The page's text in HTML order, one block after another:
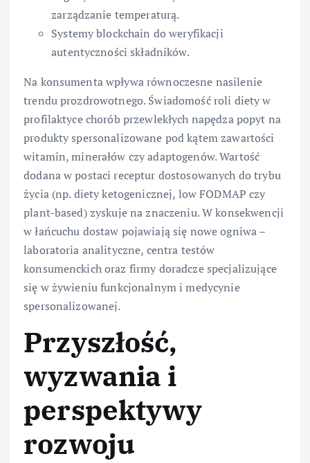
zarządzanie temperaturą.
Systemy blockchain do weryfikacji
autentyczności składników.
Na konsumenta wpływa równoczesne nasilenie
trendu prozdrowotnego. Świadomość roli diety w
profilaktyce chorób przewlekłych napędza popyt na
produkty spersonalizowane pod kątem zawartości
witamin, minerałów czy adaptogenów. Wartość
dodana w postaci receptur dostosowanych do trybu
życia (np. diety ketogenicznej, low FODMAP czy
plant-based) zyskuje na znaczeniu. W konsekwencji
w łańcuchu dostaw pojawiają się nowe ogniwa –
laboratoria analityczne, centra testów
konsumenckich oraz firmy doradcze specjalizujące
się w żywieniu funkcjonalnym i medycynie
spersonalizowanej.
Przyszłość,
wyzwania i
perspektywy
rozwoju